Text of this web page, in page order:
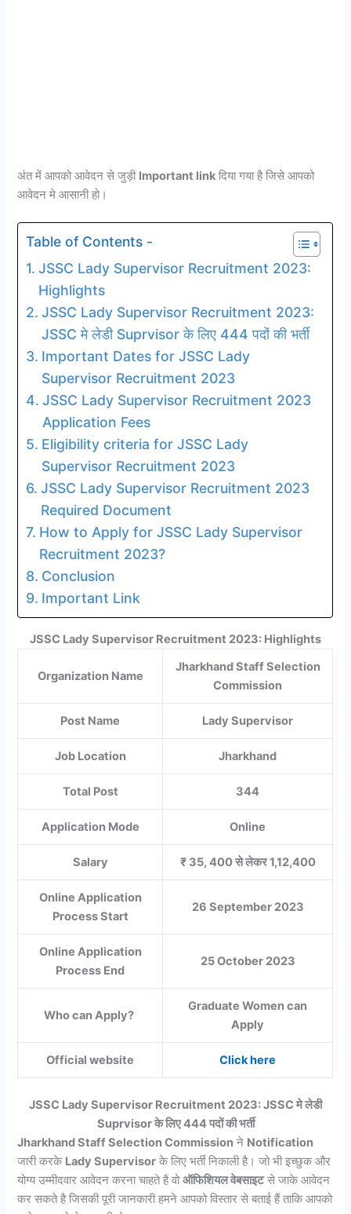
अंत में आपको आवेदन से जुड़ी Important link दिया गया है जिसे आपको
आवेदन मे आसानी हो।
Table of Contents -
JSSC Lady Supervisor Recruitment 2023:
Highlights
JSSC Lady Supervisor Recruitment 2023:
JSSC मे लेडी Suprvisor के लिए 444 पदों की भर्ती
Important Dates for JSSC Lady
Supervisor Recruitment 2023
JSSC Lady Supervisor Recruitment 2023
Application Fees
Eligibility criteria for JSSC Lady
Supervisor Recruitment 2023
JSSC Lady Supervisor Recruitment 2023
Required Document
How to Apply for JSSC Lady Supervisor
Recruitment 2023?
Conclusion
Important Link
JSSC Lady Supervisor Recruitment 2023: Highlights
Organization Name
Jharkhand Staff Selection
Commission
Post Name Lady Supervisor
Job Location Jharkhand
Total Post 344
Application Mode Online
Salary ₹ 35, 400 से लेकर 1,12,400
Online Application
Process Start
26 September 2023
Online Application
Process End
25 October 2023
Who can Apply?
Graduate Women can
Apply
Official website Click here
JSSC Lady Supervisor Recruitment 2023: JSSC मे लेडी
Suprvisor के लिए 444 पदों की भर्ती
Jharkhand Staff Selection Commission ने Notification
जारी करके Lady Supervisor के लिए भर्ती निकाली है। जो भी इच्छुक और
योग्य उम्मीदवार आवेदन करना चाहते है वोऑफिशियल वेबसाइटसे जाके आवेदन
कर सकते है जिसकी पूरी जानकारी हमने आपको विस्तार से बताई हैं ताकि आपको